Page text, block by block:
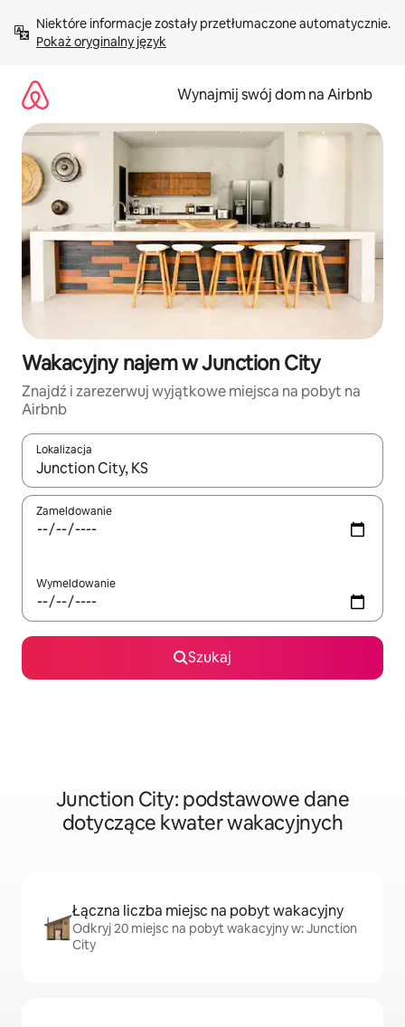
treści Pokaż oryginalny język
Wynajmij swój dom na Airbnb
Wakacyjny najem w Junction City
Znajdź i zarezerwuj wyjątkowe miejsca na pobyt na
Airbnb
Lokalizacja
Gdy wyniki będą dostępne, możesz poruszać się po nich za
Zameldowanie
Wymeldowanie
Szukaj
Junction City: podstawowe dane
dotyczące kwater wakacyjnych
Łączna liczba miejsc na pobyt wakacyjny
Odkryj 20 miejsc na pobyt wakacyjny w: Junction
City